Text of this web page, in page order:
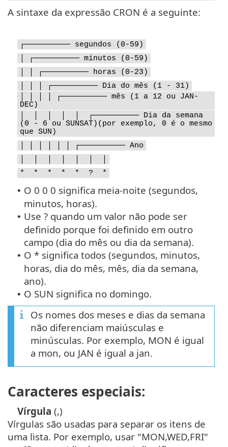
A sintaxe da expressão CRON é a seguinte:
┌────────── segundos (0-59)
│ ┌────────── minutos (0-59)
│ │ ┌────────── horas (0-23)
│ │ │ ┌────────── Dia do mês (1 - 31)
│ │ │ │ ┌────────── mês (1 a 12 ou JAN-
DEC)
│ │ │ │ │ ┌────────── Dia da semana
(0 - 6 ou SUNSAT)(por exemplo, 0 é o mesmo
que SUN)
│ │ │ │ │ │ ┌────────── Ano
* * * * * ? *
• O 0 0 0 significa meia-noite (segundos,
minutos, horas).
• Use ? quando um valor não pode ser
definido porque foi definido em outro
campo (dia do mês ou dia da semana).
• O * significa todos (segundos, minutos,
horas, dia do mês, mês, dia da semana,
ano).
• O SUN significa no domingo.
Os nomes dos meses e dias da semana
não diferenciam maiúsculas e
minúsculas. Por exemplo, MON é igual
a mon, ou JAN é igual a jan.
Caracteres especiais:
Vírgula (,)
Vírgulas são usadas para separar os itens de
uma lista. Por exemplo, usar "MON,WED,FRI"